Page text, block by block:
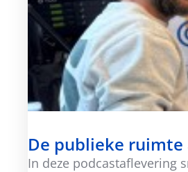
De publieke
In deze podcastaflevering